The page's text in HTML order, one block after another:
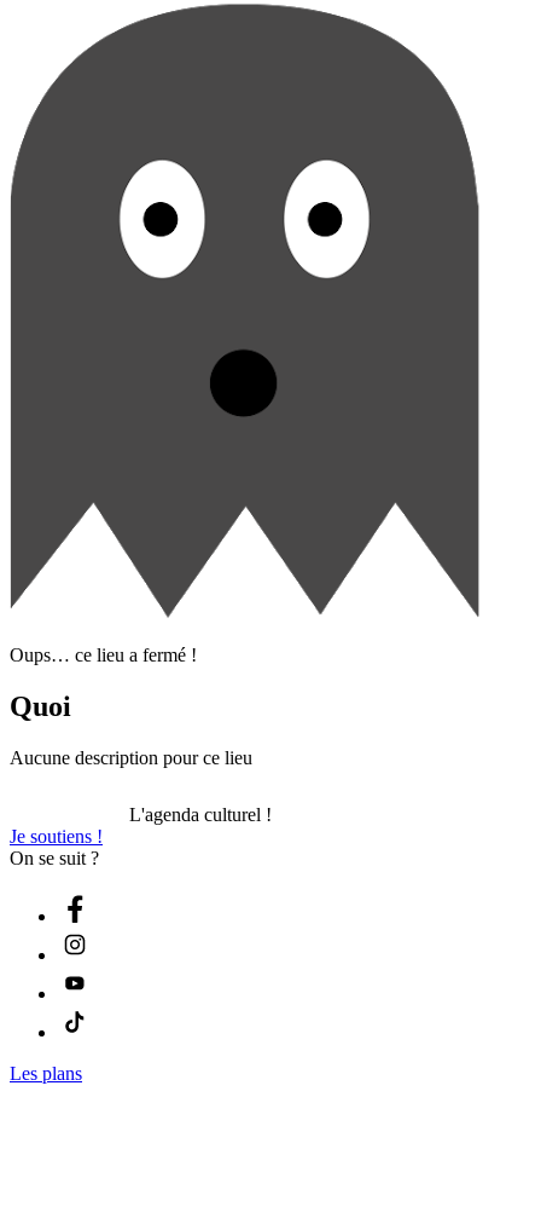
Oups… ce lieu a fermé !
Quoi
Aucune description pour ce lieu
L'agenda culturel !
Je soutiens !
On se suit ?
Les plans